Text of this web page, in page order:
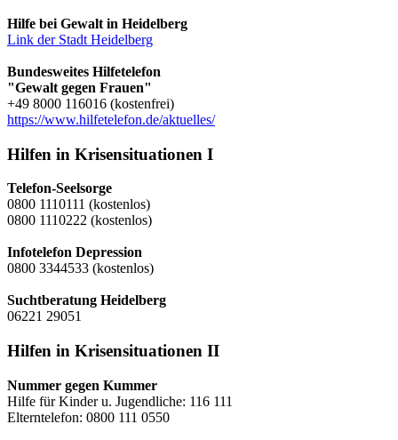
Hilfe bei Gewalt in Heidelberg
Link der Stadt Heidelberg
Bundesweites Hilfetelefon
"Gewalt gegen Frauen"
+49 8000 116016 (kostenfrei)
https://www.hilfetelefon.de/aktuelles/
Hilfen in Krisensituationen I
Telefon-Seelsorge
0800 1110111 (kostenlos)
0800 1110222 (kostenlos)
Infotelefon Depression
0800 3344533 (kostenlos)
Suchtberatung Heidelberg
06221 29051
Hilfen in Krisensituationen II
Nummer gegen Kummer
Hilfe für Kinder u. Jugendliche: 116 111
Elterntelefon: 0800 111 0550